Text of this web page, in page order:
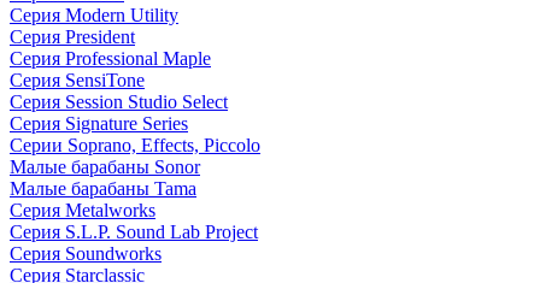
Серия Modern Utility
Серия President
Серия Professional Maple
Серия SensiTone
Серия Session Studio Select
Серия Signature Series
Серии Soprano, Effects, Piccolo
Малые барабаны Sonor
Малые барабаны Tama
Серия Metalworks
Серия S.L.P. Sound Lab Project
Серия Soundworks
Серия Starclassic